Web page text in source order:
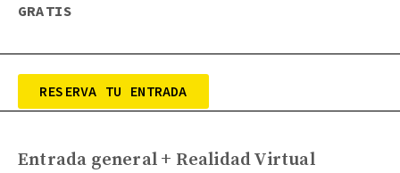
GRATIS
RESERVA TU ENTRADA
Entrada general + Realidad Virtual